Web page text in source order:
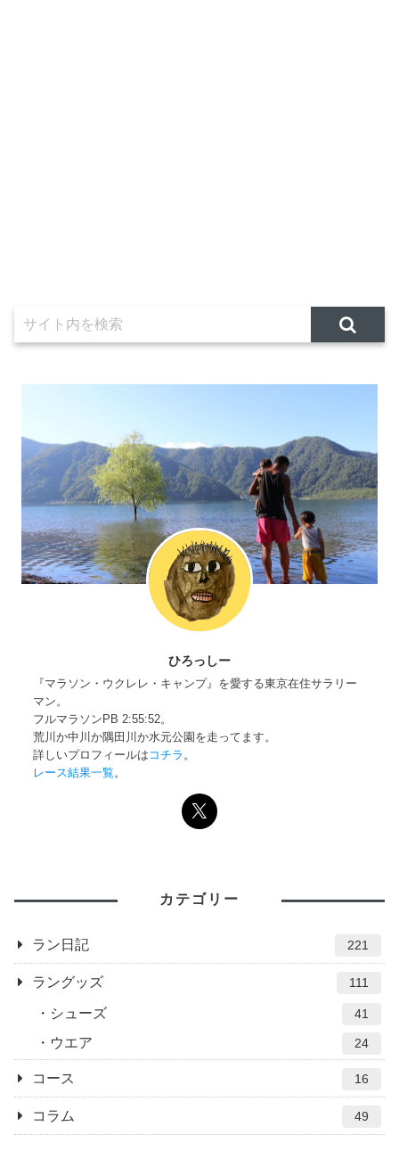
ひろっしー
『マラソン・ウクレレ・キャンプ』を愛する東京在住サラリー
マン。
フルマラソンPB 2:55:52。
荒川か中川か隅田川か水元公園を走ってます。
詳しいプロフィールは コチラ 。
レース結果一覧 。
カテゴリー
ラン日記 221
ラングッズ 111
シューズ 41
ウエア 24
コース 16
コラム 49